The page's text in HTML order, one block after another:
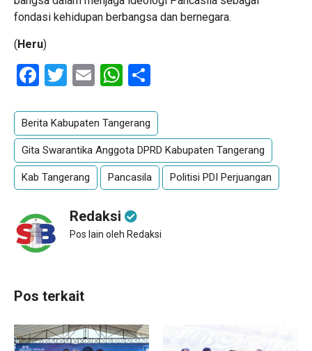
fondasi kehidupan berbangsa dan bernegara.
(Heru)
Facebook
Twitter
EmailWhatsApp
Berita Kabupaten Tangerang
Gita Swarantika Anggota DPRD Kabupaten Tangerang
Kab Tangerang Pancasila Politisi PDI Perjuangan
Redaksi
Pos lain oleh Redaksi
Pos terkait